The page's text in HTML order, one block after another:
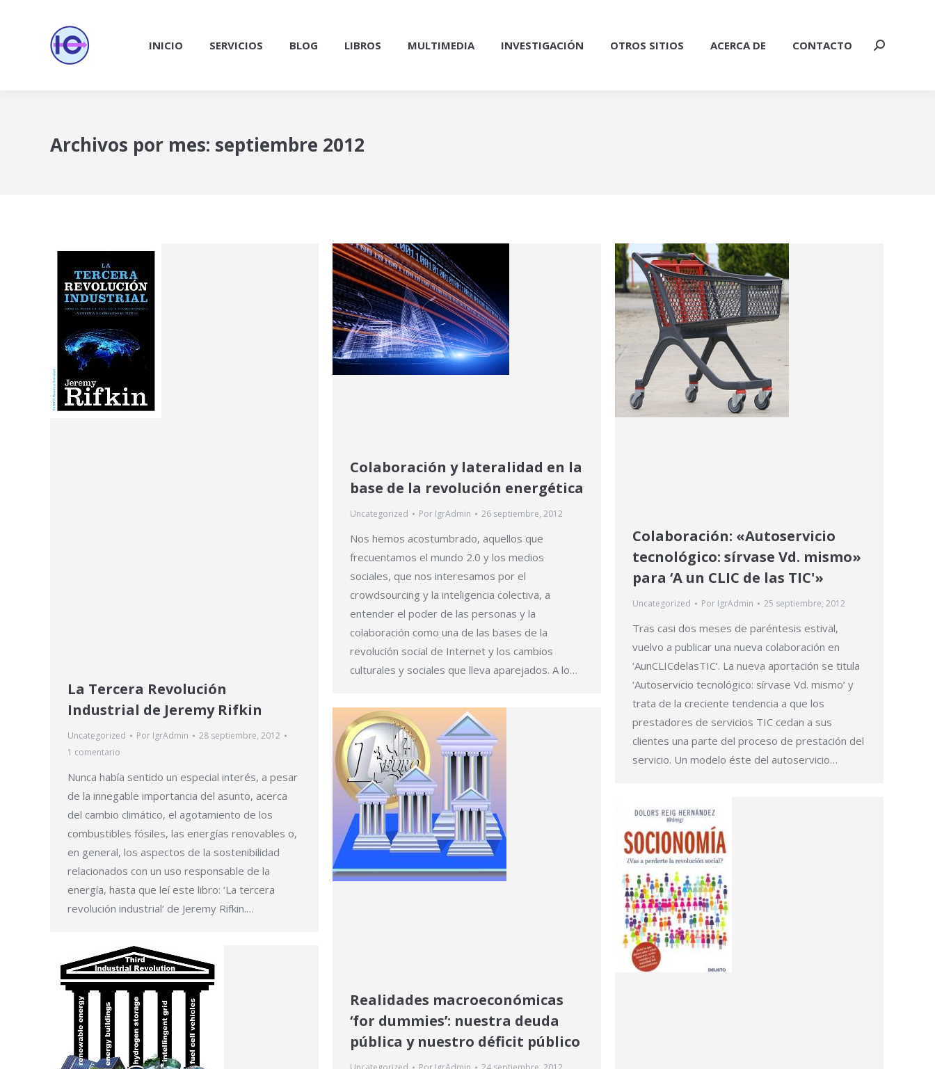
INICIO SERVICIOS BLOG LIBROS MULTIMEDIA INVESTIGACIÓN OTROS SITIOS ACERCA DE CONTACTO Buscar:
Archivos por mes: septiembre 2012
La Tercera Revolución
Industrial de Jeremy Rifkin
Uncategorized Por IgrAdmin
28 septiembre, 2012
1 comentario
Nunca había sentido un especial interés, a pesar
de la innegable importancia del asunto, acerca
del cambio climático, el agotamiento de los
combustibles fósiles, las energías renovables o,
en general, los aspectos de la sostenibilidad
relacionados con un uso responsable de la
energía, hasta que leí este libro: ‘La tercera
revolución industrial‘ de Jeremy Rifkin.…
Colaboración y lateralidad en la
base de la revolución energética
Uncategorized Por IgrAdmin 26 septiembre, 2012
Nos hemos acostumbrado, aquellos que
frecuentamos el mundo 2.0 y los medios
sociales, que nos interesamos por el
crowdsourcing y la inteligencia colectiva, a
entender el poder de las personas y la
colaboración como una de las bases de la
revolución social de Internet y los cambios
culturales y sociales que lleva aparejados. A lo…
Colaboración: «Autoservicio
tecnológico: sírvase Vd. mismo»
para ‘A un CLIC de las TIC'»
Uncategorized Por IgrAdmin 25 septiembre, 2012
Tras casi dos meses de paréntesis estival,
vuelvo a publicar una nueva colaboración en
‘AunCLICdelasTIC‘. La nueva aportación se titula
‘Autoservicio tecnológico: sírvase Vd. mismo‘ y
trata de la creciente tendencia a que los
prestadores de servicios TIC cedan a sus
clientes una parte del proceso de prestación del
servicio. Un modelo éste del autoservicio…
Realidades macroeconómicas
‘for dummies’: nuestra deuda
pública y nuestro déficit público